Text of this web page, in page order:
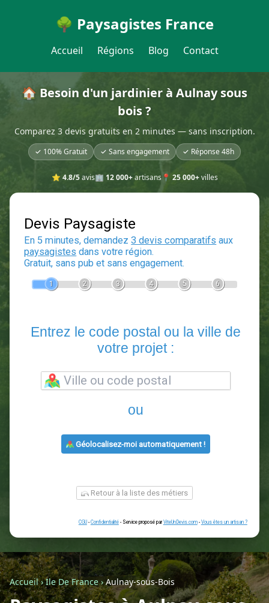
🌳 Paysagistes France
Accueil Régions Blog Contact
🏠 Besoin d'un jardinier à Aulnay sous
bois ?
Comparez 3 devis gratuits en 2 minutes — sans inscription.
✓ 100% Gratuit ✓ Sans engagement ✓ Réponse 48h
⭐ 4.8/5avis🏢 12 000+artisans📍 25 000+villes
Devis Paysagiste
En 5 minutes, demandez3 devis comparatifs
2 3
Entrez le code postal ou la
ou
Accueil›Ile De France›Aulnay-sous-Bois